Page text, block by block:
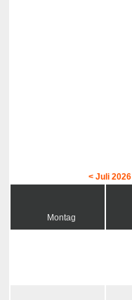
< Juli 2026
Montag